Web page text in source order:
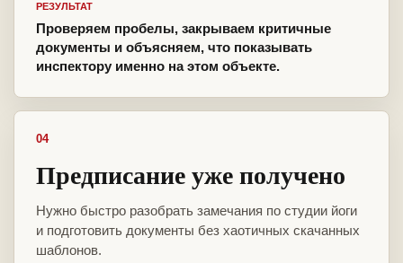
РЕЗУЛЬТАТ
Проверяем пробелы, закрываем критичные
документы и объясняем, что показывать
инспектору именно на этом объекте.
04
Предписание уже получено
Нужно быстро разобрать замечания по студии йоги
и подготовить документы без хаотичных скачанных
шаблонов.